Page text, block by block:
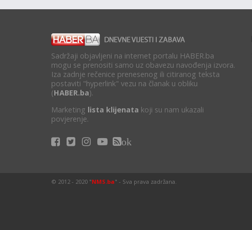
Sadržaji objavljeni na internet portalu HABER.ba
mogu se prenositi samo uz obavezu navođenja izvora.
Iza zadnje rečenice prenesenog ili citiranog teksta
postaviti "hyperlink" vezu na članak u obliku
(HABER.ba).
Marketing lista klijenata koji su nam ukazali
povjerenje.
ok
© 2012 - 2020 "NMS.ba" - Sva prava zadržana.